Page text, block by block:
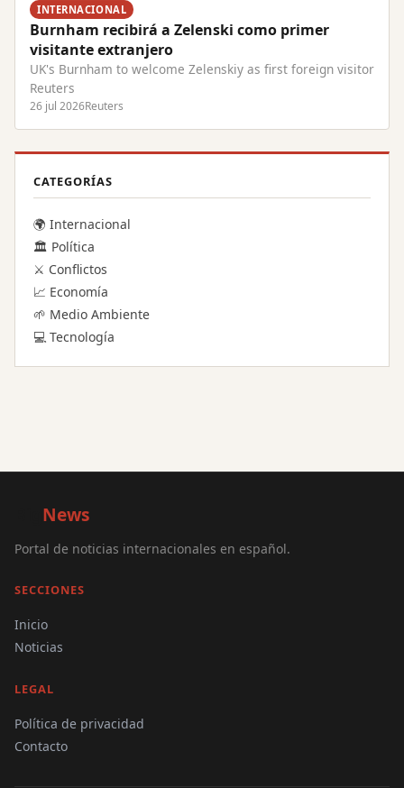
INTERNACIONAL
Burnham recibirá a Zelenski como primer
visitante extranjero
UK's Burnham to welcome Zelenskiy as first foreign visitor
Reuters
26 jul 2026Reuters
CATEGORÍAS
🌍 Internacional
🏛️ Política
⚔️ Conflictos
📈 Economía
🌱 Medio Ambiente
💻 Tecnología
News
Portal de noticias internacionales en español.
SECCIONES
Inicio
Noticias
LEGAL
Política de privacidad
Contacto